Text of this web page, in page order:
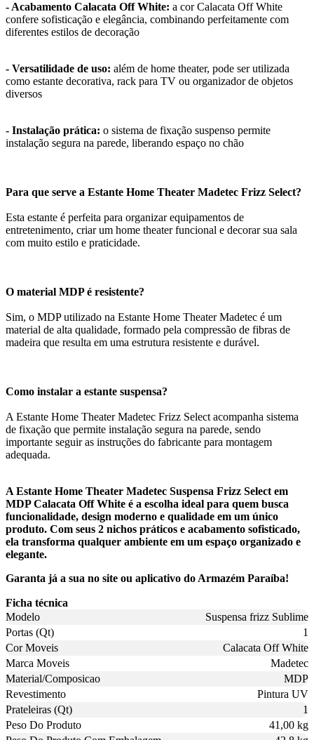
- Acabamento Calacata Off White: a cor Calacata Off White
confere sofisticação e elegância, combinando perfeitamente com
diferentes estilos de decoração
- Versatilidade de uso: além de home theater, pode ser utilizada
como estante decorativa, rack para TV ou organizador de objetos
diversos
- Instalação prática: o sistema de fixação suspenso permite
instalação segura na parede, liberando espaço no chão
Para que serve a Estante Home Theater Madetec Frizz Select?
Esta estante é perfeita para organizar equipamentos de
entretenimento, criar um home theater funcional e decorar sua sala
com muito estilo e praticidade.
O material MDP é resistente?
Sim, o MDP utilizado na Estante Home Theater Madetec é um
material de alta qualidade, formado pela compressão de fibras de
madeira que resulta em uma estrutura resistente e durável.
Como instalar a estante suspensa?
A Estante Home Theater Madetec Frizz Select acompanha sistema
de fixação que permite instalação segura na parede, sendo
importante seguir as instruções do fabricante para montagem
adequada.
A Estante Home Theater Madetec Suspensa Frizz Select em
MDP Calacata Off White é a escolha ideal para quem busca
funcionalidade, design moderno e qualidade em um único
produto. Com seus 2 nichos práticos e acabamento sofisticado,
ela transforma qualquer ambiente em um espaço organizado e
elegante.
Garanta já a sua no site ou aplicativo do Armazém Paraíba!
Ficha técnica
Modelo
Suspensa frizz Sublime
Portas (Qt)
1
Cor Moveis
Calacata Off White
Marca Moveis
Madetec
Material/Composicao
MDP
Revestimento
Pintura UV
Prateleiras (Qt)
1
Peso Do Produto
41,00 kg